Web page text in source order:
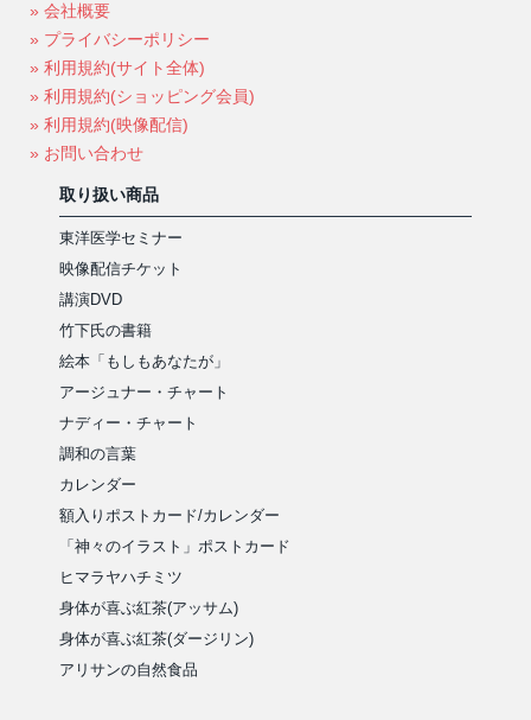
» 会社概要
» プライバシーポリシー
» 利用規約(サイト全体)
» 利用規約(ショッピング会員)
» 利用規約(映像配信)
» お問い合わせ
取り扱い商品
東洋医学セミナー
映像配信チケット
講演DVD
竹下氏の書籍
絵本「もしもあなたが」
アージュナー・チャート
ナディー・チャート
調和の言葉
カレンダー
額入りポストカード/カレンダー
「神々のイラスト」ポストカード
ヒマラヤハチミツ
身体が喜ぶ紅茶(アッサム)
身体が喜ぶ紅茶(ダージリン)
アリサンの自然食品